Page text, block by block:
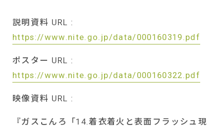
説明資料 URL :
https://www.nite.go.jp/data/000160319.pdf
ポスター URL :
https://www.nite.go.jp/data/000160322.pdf
映像資料 URL :
『ガスこんろ「14.着衣着火と表面フラッシュ現